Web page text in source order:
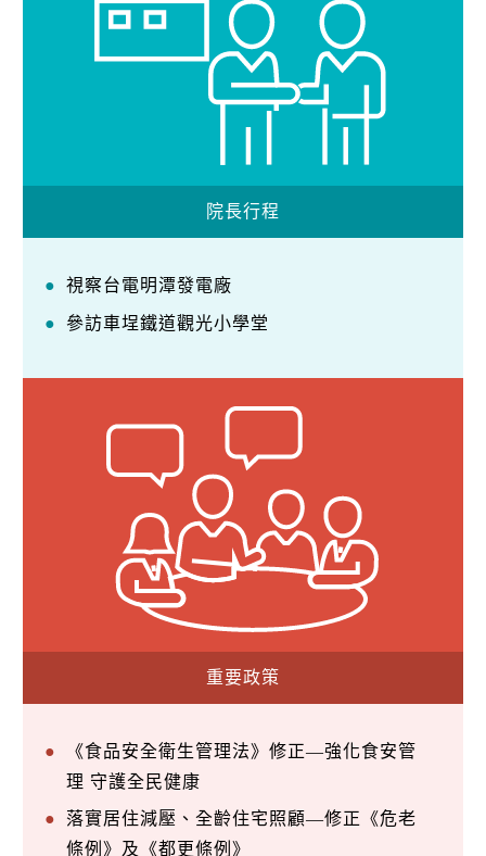
院長行程
視察台電明潭發電廠
參訪車埕鐵道觀光小學堂
重要政策
《食品安全衛生管理法》修正—強化食安管
理 守護全民健康
落實居住減壓、全齡住宅照顧—修正《危老
條例》及《都更條例》